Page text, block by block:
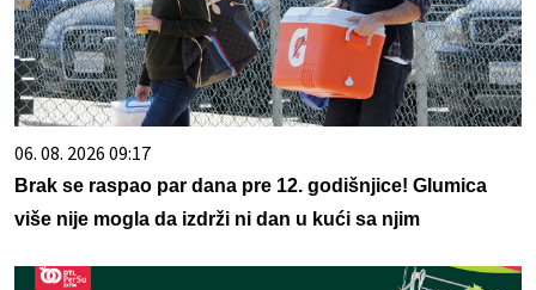
06. 08. 2026 09:17
Brak se raspao par dana pre 12. godišnjice! Glumica
više nije mogla da izdrži ni dan u kući sa njim